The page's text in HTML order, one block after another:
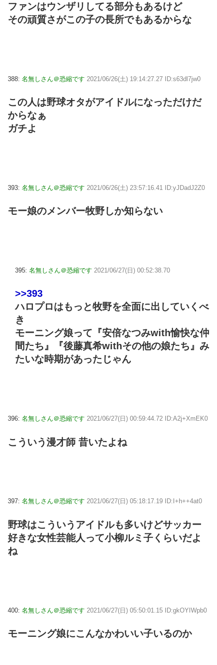
ファンはウンザリしてる部分もあるけど
その頑質さがこの子の長所でもあるからな
388: 名無しさん＠恐縮です 2021/06/26(土) 19:14:27.27 ID:s63dl7jw0
この人は野球オタがアイドルになっただけだ
からなぁ
ガチよ
393: 名無しさん＠恐縮です 2021/06/26(土) 23:57:16.41 ID:yJDadJ2Z0
モー娘のメンバー牧野しか知らない
395: 名無しさん＠恐縮です 2021/06/27(日) 00:52:38.70
>>393
ハロプロはもっと牧野を全面に出していくべ
き
モーニング娘って『安倍なつみwith愉快な仲
間たち』『後藤真希withその他の娘たち』み
たいな時期があったじゃん
396: 名無しさん＠恐縮です 2021/06/27(日) 00:59:44.72 ID:A2j+XmEK0
こういう漫才師 昔いたよね
397: 名無しさん＠恐縮です 2021/06/27(日) 05:18:17.19 ID:I+h++4at0
野球はこういうアイドルも多いけどサッカー
好きな女性芸能人って小柳ルミ子くらいだよ
ね
400: 名無しさん＠恐縮です 2021/06/27(日) 05:50:01.15 ID:gkOYIWpb0
モーニング娘にこんなかわいい子いるのか